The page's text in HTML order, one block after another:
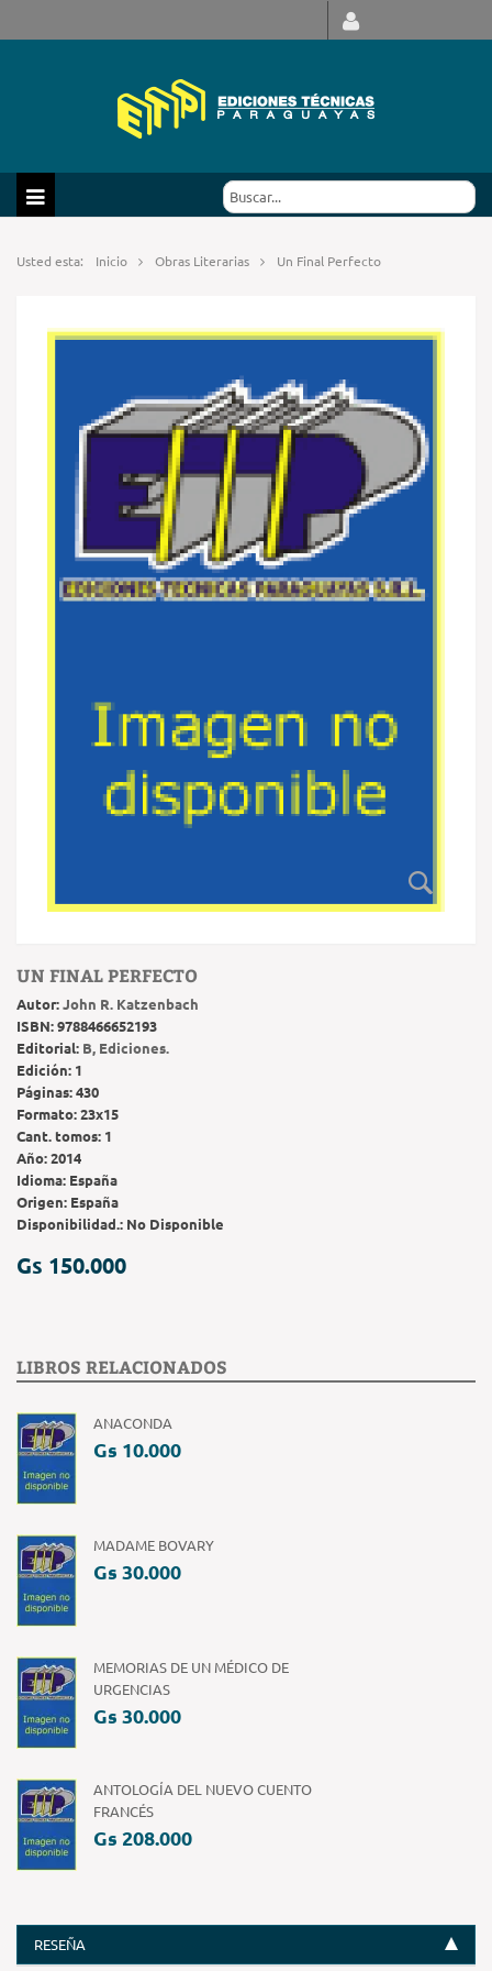
Usted esta: Inicio Obras Literarias Un Final Perfecto
UN FINAL PERFECTO
Autor:John R. Katzenbach
ISBN:9788466652193
Editorial: B, Ediciones.
Edición: 1
Páginas:430
Formato:23x15
Cant. tomos: 1
Año:2014
Idioma: España
Origen: España
Disponibilidad.: No Disponible
Gs 150.000
LIBROS RELACIONADOS
ANACONDA
Gs 10.000
MADAME BOVARY
Gs 30.000
MEMORIAS DE UN MÉDICO DE
URGENCIAS
Gs 30.000
ANTOLOGÍA DEL NUEVO CUENTO
FRANCÉS
Gs 208.000
RESEÑA